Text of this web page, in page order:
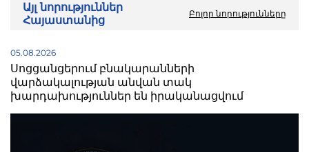
Այլ նորություններ
Հայաստանից
Բոլոր նորությունները
05.08.2026
Սոցցանցերում բնակարանների
վարձակալության անվան տակ
խարդախություններ են իրականացվում